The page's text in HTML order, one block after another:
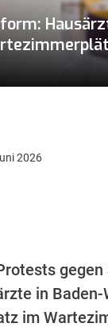
2026
gegen
in
im